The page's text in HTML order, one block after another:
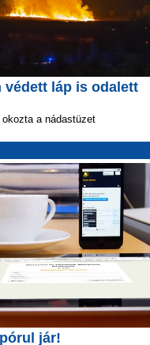
védett láp is odalett
okozta a nádastüzet
jár!